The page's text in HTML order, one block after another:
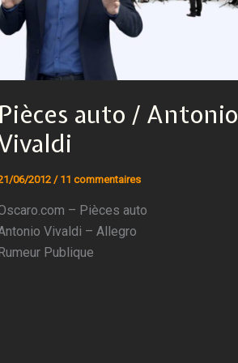
auto / Antonio
06/2012/ 11 commentaires
– Pièces auto
Vivaldi – Allegro
Publique